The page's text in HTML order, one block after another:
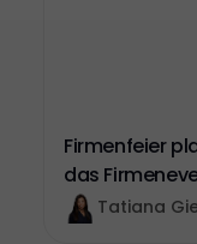
Firmenfeier
das
Tatiana